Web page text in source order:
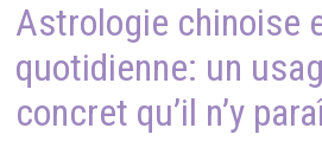
Astrologie chinoise
quotidienne: un
concret qu’il n’y